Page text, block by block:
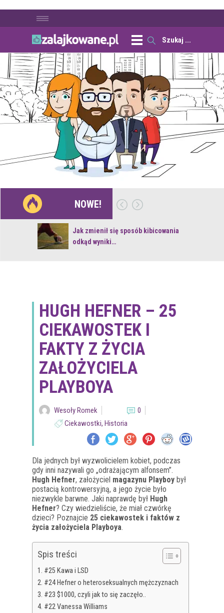
NOWE!
Jak zmienił się sposób kibicowania
odkąd wyniki…
HUGH HEFNER – 25
CIEKAWOSTEK I
FAKTY Z ŻYCIA
ZAŁOŻYCIELA
PLAYBOYA
Wesoły Romek
0
Ciekawostki, Historia
Dla jednych był wyzwolicielem kobiet, podczas
gdy inni nazywali go „odrażającym alfonsem”.
Hugh Hefner, założyciel magazynu Playboy był
postacią kontrowersyjną, a jego życie było
niezwykle barwne. Jaki naprawdę był Hugh
Hefner? Czy wiedzieliście, że miał czwórkę
dzieci? Poznajcie 25 ciekawostek i faktów z
życia założyciela Playboya.
Spis treści
#25 Kawa i LSD
#24 Hefner o heteroseksualnych mężczyznach
#23 $1000, czyli jak to się zaczęło..
#22 Vanessa Williams